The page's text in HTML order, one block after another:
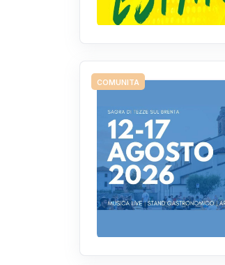
COMUNITA